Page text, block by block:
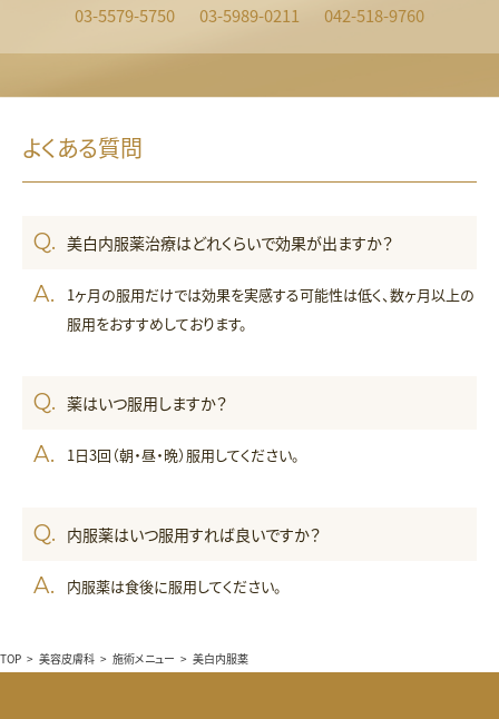
03-5579-5750 03-5989-0211 042-518-9760
よくある質問
美白内服薬治療はどれくらいで効果が出ますか？
1ヶ月の服用だけでは効果を実感する可能性は低く、数ヶ月以上の
服用をおすすめしております。
薬はいつ服用しますか？
1日3回（朝・昼・晩）服用してください。
内服薬はいつ服用すれば良いですか？
内服薬は食後に服用してください。
TOP > 美容皮膚科 > 施術メニュー > 美白内服薬